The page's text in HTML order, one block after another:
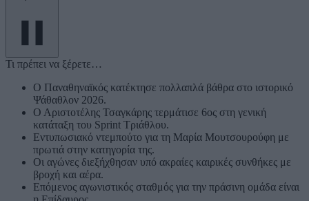
Τι πρέπει να ξέρετε…
Ο Παναθηναϊκός κατέκτησε πολλαπλά βάθρα στο ιστορικό
Ψάθαθλον 2026.
Ο Αριστοτέλης Τσαγκάρης τερμάτισε 6ος στη γενική
κατάταξη του Sprint Τριάθλου.
Εντυπωσιακό ντεμπούτο για τη Μαρία Μουτσουρούφη με
πρωτιά στην κατηγορία της.
Οι αγώνες διεξήχθησαν υπό ακραίες καιρικές συνθήκες με
βροχή και αέρα.
Επόμενος αγωνιστικός σταθμός για την πράσινη ομάδα είναι